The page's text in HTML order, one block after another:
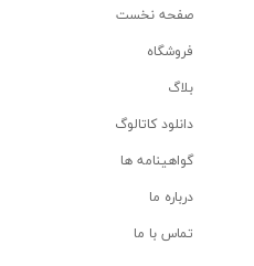
صفحه نخست
فروشگاه
بلاگ
دانلود کاتالوگ
گواهینامه ها
درباره ما
تماس با ما